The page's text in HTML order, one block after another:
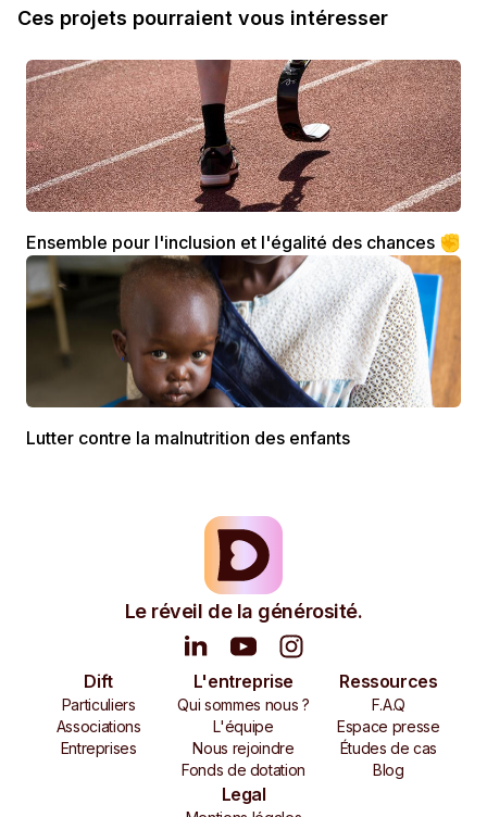
Ces projets pourraient vous intéresser
Ensemble pour l'inclusion et l'égalité des chances ✊
Lutter contre la malnutrition des enfants
Le réveil de la générosité.
Dift
Particuliers
Associations
Entreprises
L'entreprise
Qui sommes nous ?
L'équipe
Nous rejoindre
Fonds de dotation
Ressources
F.A.Q
Espace presse
Études de cas
Blog
Legal